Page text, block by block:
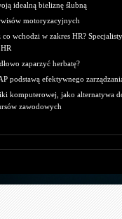
idealną bieliznę ślubną
motoryzacyjnych
co wchodzi w zakres HR?
zaparzyć herbatę?
podstawą efektywnego
komputerowej, jako alternatywa
zawodowych